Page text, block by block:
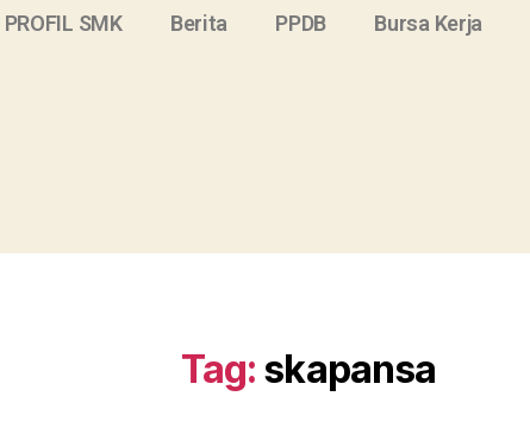
PROFIL SMK Berita PPDB Bursa Kerja
Tag: skapansa